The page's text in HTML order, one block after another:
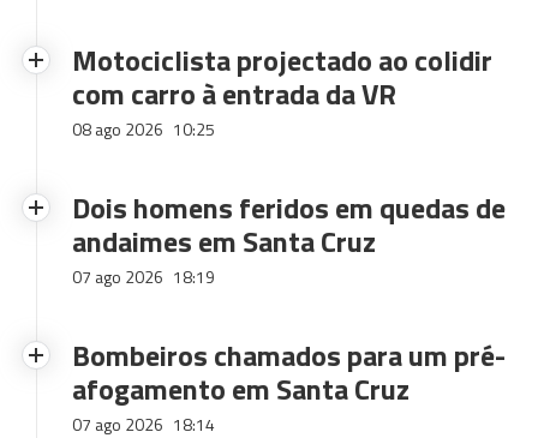
Motociclista projectado ao colidir
com carro à entrada da VR
08 ago 2026 10:25
Dois homens feridos em quedas de
andaimes em Santa Cruz
07 ago 2026 18:19
Bombeiros chamados para um pré-
afogamento em Santa Cruz
07 ago 2026 18:14